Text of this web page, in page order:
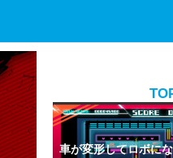
車が変形してロボに